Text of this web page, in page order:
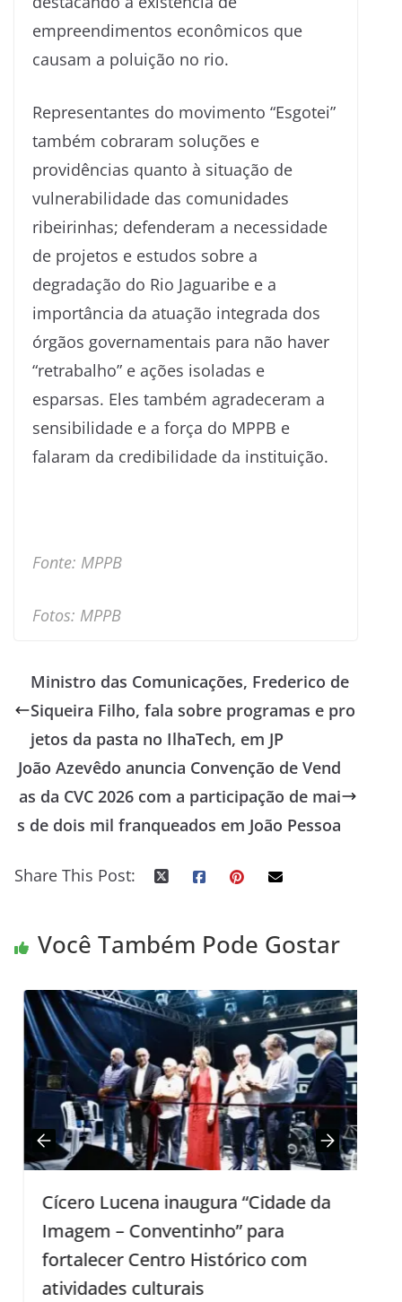
empreendimentos econômicos que
causam a poluição no rio.
Representantes do movimento “Esgotei”
também cobraram soluções e
providências quanto à situação de
vulnerabilidade das comunidades
ribeirinhas; defenderam a necessidade
de projetos e estudos sobre a
degradação do Rio Jaguaribe e a
importância da atuação integrada dos
órgãos governamentais para não haver
“retrabalho” e ações isoladas e
esparsas. Eles também agradeceram a
sensibilidade e a força do MPPB e
falaram da credibilidade da instituição.
Fonte: MPPB
Fotos: MPPB
Ministro das Comunicações, Frederico de
Siqueira Filho, fala sobre programas e pro
jetos da pasta no IlhaTech, em JP
João Azevêdo anuncia Convenção de Vend
as da CVC 2026 com a participação de mai
s de dois mil franqueados em João Pessoa
Share This Post:
Você Também Pode Gostar
Cícero Lucena inaugura “Cidade da
Imagem – Conventinho” para
fortalecer Centro Histórico com
atividades culturais